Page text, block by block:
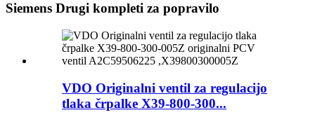
Siemens Drugi kompleti za popravilo
VDO Originalni ventil za regulacijo
tlaka črpalke X39-800-300...